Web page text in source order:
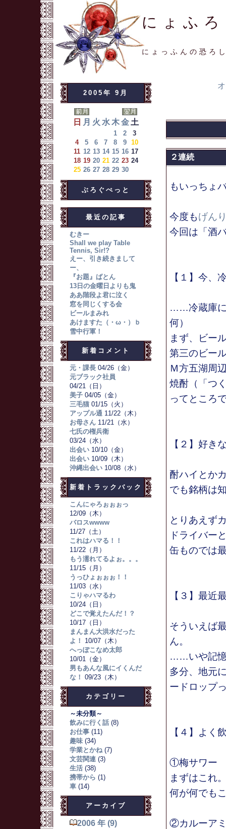
にょふ
にょっふんの恐ろ
2005年 9月
日 月 火 水 木 金 土
1 2
3
4
5 6 7 8 9 10
11 12 13 14 15 16 17
18 19 20 21 22 23 24
25 26 27 28 29 30
ぶろぐぺっと
最近の記事
むきー
Shall we play Table
Tennis, Sir!?
えー、引き続きまして
ー、
『お題』ばとん
13日の金曜日よりも鬼
ああ階段よ君に泣く
窓を同じくする会
ビールまみれ
あけますた（・ω・）ｂ
雪中行軍！
新着コメント
元・課長04/26（金）
元ブラック社員
04/21（日）
美子04/05（金）
三毛猫01/15（火）
アップル通11/22（木）
お母さん11/21（水）
七氏の権兵衛
03/24（水）
出会い10/10（金）
出会い10/09（木）
沖縄出会い10/08（水）
新着トラックバック
こんにゃろぉぉぉっ
12/09（木）
バロスwwww
11/27（土）
これはハマる！！
11/22（月）
もう濡れてるよぉ。。。
11/15（月）
うっひょぉぉぉ！！
11/03（水）
こりゃハマるわ
10/24（日）
どこで覚えたんだ！？
10/17（日）
まんまん大洪水だった
よ！
10/07（木）
へっぽこなめ太郎
10/01（金）
男もあんな風にイくんだ
な！ 09/23（木）
カテゴリー
～未分類～
飲みに行く話 (8)
お仕事 (11)
趣味 (34)
学業とかね (7)
文芸関連 (3)
生活 (38)
携帯から (1)
車 (14)
アーカイブ
2006 年 (9)
２連続
もいっちょ
今度もげん
今回は「酒
【１】今、
……冷蔵庫に
何）
まず、ビー
第三のビー
Ｍ方五湖周
焼酎（「つ
ってところ
【２】好き
酎ハイとか
でも銘柄は
とりあえず
ドライバー
缶ものでは
【３】最近
そういえば
ん。
……いや記憶
多分、地元
ードロップ
【４】よく
①梅サワー
まずはこれ
何が何でも
②カルーア